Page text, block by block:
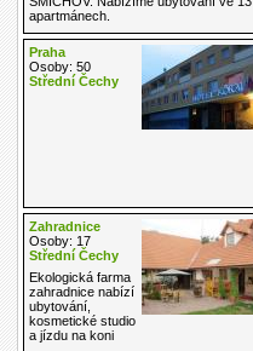
apartmánech.
Praha
Osoby: 50
Střední Čechy
Zahradnice
Osoby: 17
Střední Čechy
Ekologická farma
zahradnice nabízí
ubytování,
kosmetické studio
a jízdu na koni